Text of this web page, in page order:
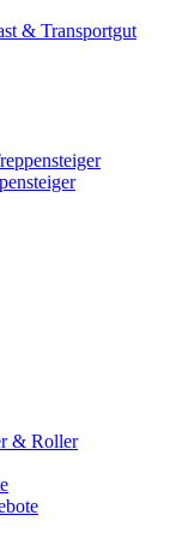
& Transportgut
& Roller